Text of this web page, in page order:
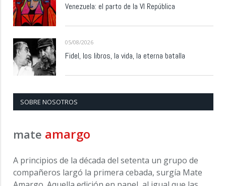
Venezuela: el parto de la VI República
05/08/2026
Fidel, los libros, la vida, la eterna batalla
SOBRE NOSOTROS
mate amargo
A principios de la década del setenta un grupo de
compañeros largó la primera cebada, surgía Mate